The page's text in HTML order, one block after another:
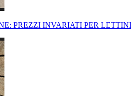
PREZZI INVARIATI PER